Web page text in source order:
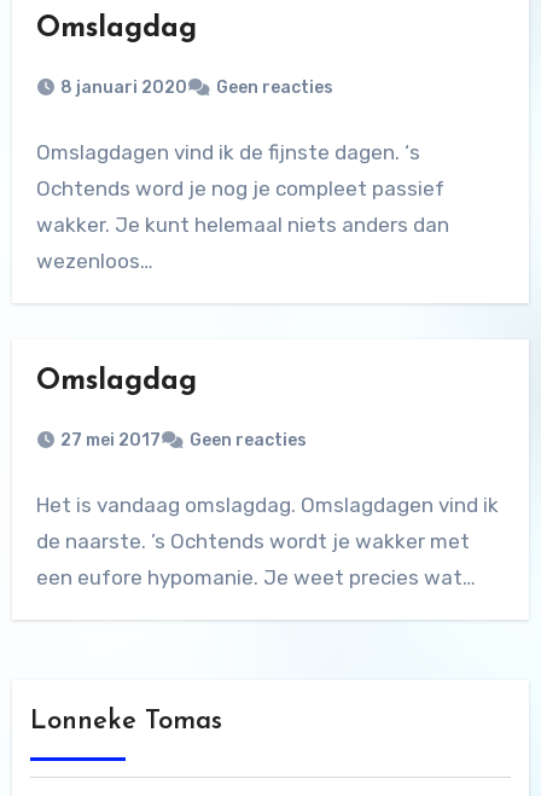
Omslagdag
8 januari 2020 Geen reacties
Omslagdagen vind ik de fijnste dagen. ‘s
Ochtends word je nog je compleet passief
wakker. Je kunt helemaal niets anders dan
wezenloos…
Omslagdag
27 mei 2017 Geen reacties
Het is vandaag omslagdag. Omslagdagen vind ik
de naarste. ’s Ochtends wordt je wakker met
een eufore hypomanie. Je weet precies wat…
Lonneke Tomas